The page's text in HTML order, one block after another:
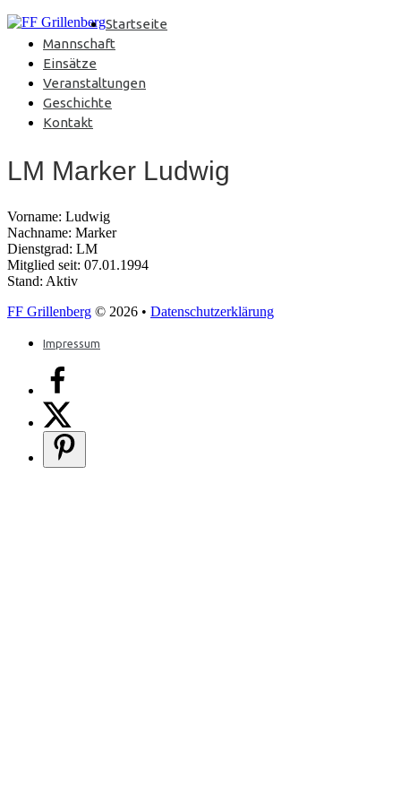
Startseite
Mannschaft
Einsätze
Veranstaltungen
Geschichte
Kontakt
LM Marker Ludwig
Vorname: Ludwig
Nachname: Marker
Dienstgrad: LM
Mitglied seit: 07.01.1994
Stand: Aktiv
FF Grillenberg © 2026 • Datenschutzerklärung
Impressum